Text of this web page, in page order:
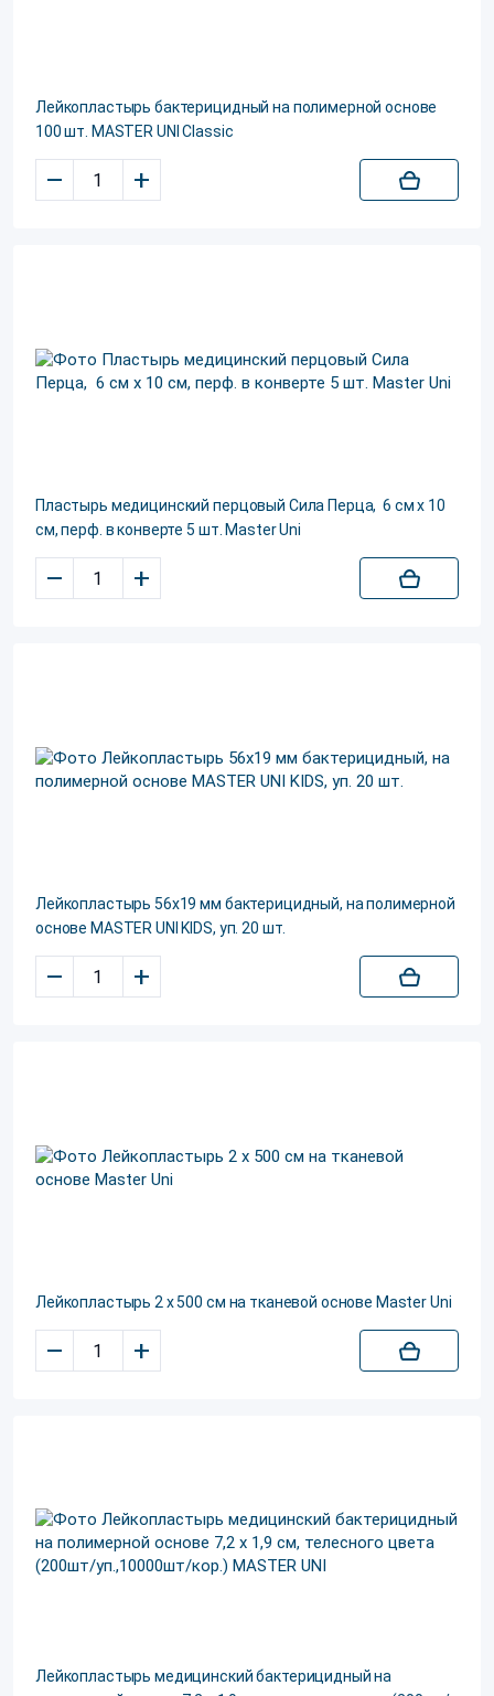
Лейкопластырь бактерицидный на полимерной основе
100 шт. MASTER UNI Classic
– +
Пластырь медицинский перцовый Сила Перца, 6 см х 10
см, перф. в конверте 5 шт. Master Uni
– +
Лейкопластырь 56х19 мм бактерицидный, на полимерной
основе MASTER UNI KIDS, уп. 20 шт.
– +
Лейкопластырь 2 х 500 см на тканевой основе Master Uni
– +
Лейкопластырь медицинский бактерицидный на